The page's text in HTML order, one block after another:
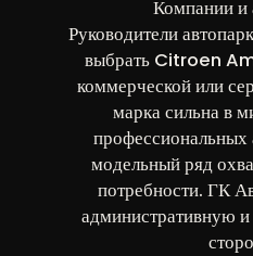
Компании и
Руководители
выбрать Citroen
коммерческой или
марка сильна в
профессиональных
модельный ряд
потребности. ГК
административную